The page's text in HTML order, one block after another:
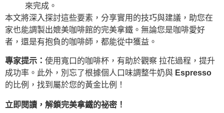
來完成。
本文將深入探討這些要素，分享實用的技巧與建議，助您在
家也能調製出媲美咖啡館的完美拿鐵。無論您是咖啡愛好
者，還是有抱負的咖啡師，都能從中獲益。
專家提示： 使用寬口的咖啡杯，有助於觀察 拉花過程，提升
成功率。此外，別忘了根據個人口味調整牛奶與 Espresso
的比例，找到屬於您的黃金比例！
立即閱讀，解鎖完美拿鐵的祕密！